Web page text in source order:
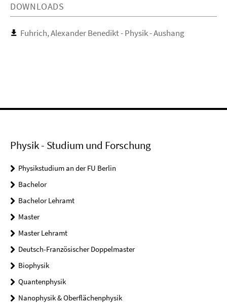
DOWNLOADS
Fuhrich, Alexander Benedikt - Physik - Aushang
Physik - Studium und Forschung
Physikstudium an der FU Berlin
Bachelor
Bachelor Lehramt
Master
Master Lehramt
Deutsch-Französischer Doppelmaster
Biophysik
Quantenphysik
Nanophysik & Oberflächenphysik